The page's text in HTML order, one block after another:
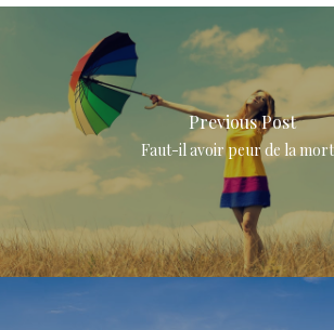
Previous Post
Faut-il avoir peur de la